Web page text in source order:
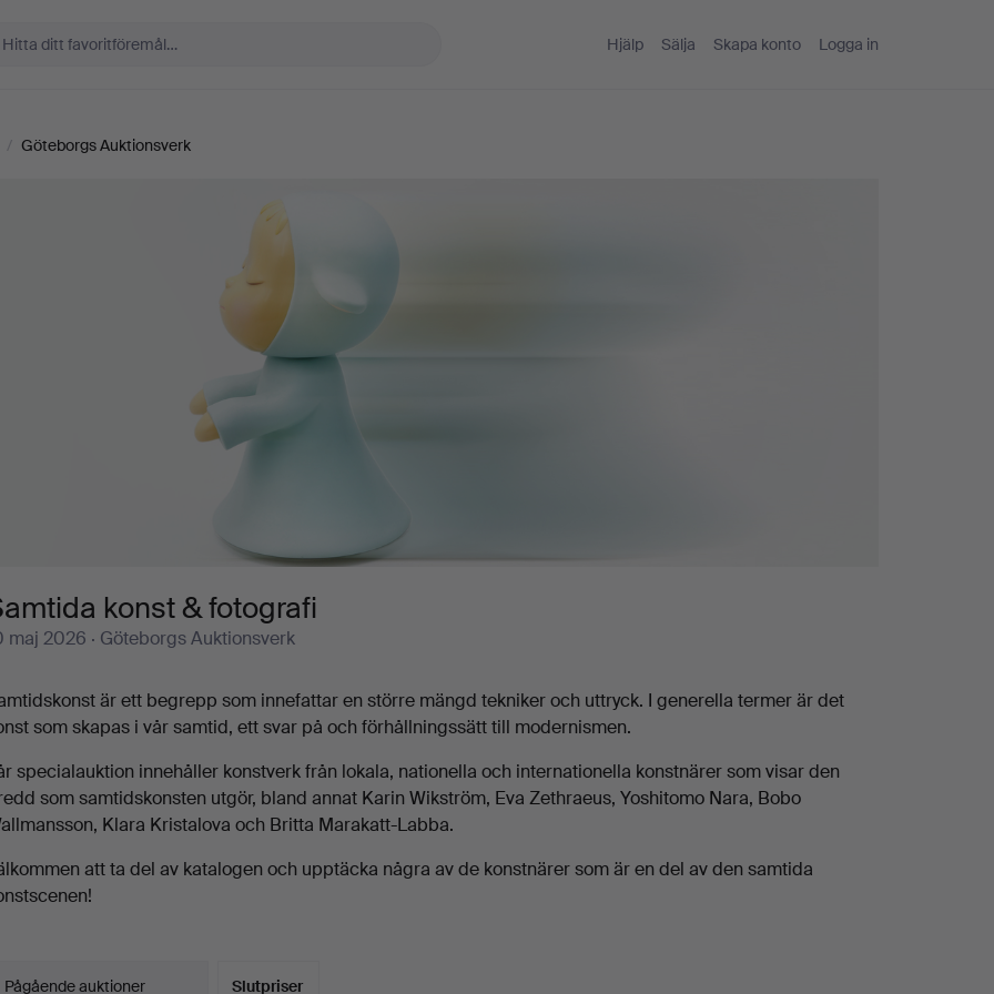
Hjälp Sälja Skapa konto Logga in
/ Göteborgs Auktionsverk
konst & fotografi
maj 2026 · Göteborgs Auktionsverk
är ett begrepp som innefattar en större mängd tekniker och uttryck. I generella termer är det
som skapas i vår samtid, ett svar på och förhållningssätt till modernismen.
specialauktion innehåller konstverk från lokala, nationella och internationella konstnärer som visar den
som samtidskonsten utgör, bland annat Karin Wikström, Eva Zethraeus, Yoshitomo Nara, Bobo
Klara Kristalova och Britta Marakatt-Labba.
att ta del av katalogen och upptäcka några av de konstnärer som är en del av den samtida
Pågående auktioner
Slutpriser